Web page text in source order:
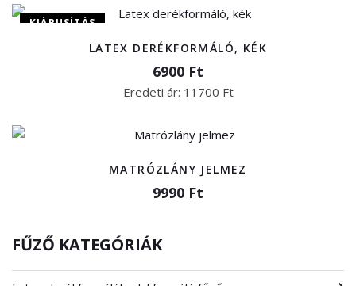
FŰZŐ KATEGÓRIÁK
KIÁRUSÍTÁS
LATEX DERÉKFORMÁLÓ, KÉK
6900 Ft
Eredeti ár: 11700 Ft
MATRÓZLÁNY JELMEZ
9990 Ft